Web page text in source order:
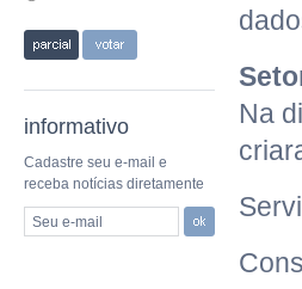
informativo
Cadastre seu e-mail e
receba notícias diretamente
Seu e-mail
Na